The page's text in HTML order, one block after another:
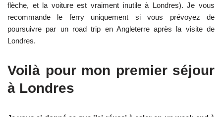
flèche, et la voiture est vraiment inutile à Londres). Je vous
recommande le ferry uniquement si vous prévoyez de
poursuivre par un road trip en Angleterre après la visite de
Londres.
Voilà pour mon premier séjour
à Londres